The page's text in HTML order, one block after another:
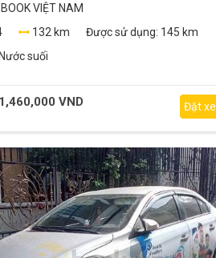
VIỆT NAM
132 km Được sử dụng: 145 km
suối
1,460,000 VND Đặt xe